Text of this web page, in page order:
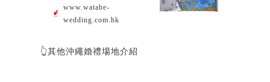
www.watabe-
wedding.com.hk
👆其他沖繩婚禮場地介紹